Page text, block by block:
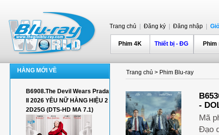
Trang chủ Đăng ký Đăng nhập
Phim 4K Thiết bị - ĐG
HÀNG MỚI VỀ
B6908.The Devil Wears Prada
II 2026 YÊU NỮ HÀNG HIỆU 2
2D25G (DTS-HD MA 7.1)
Trang chủ > Phim Blu-ray
-
Mã
Đạo